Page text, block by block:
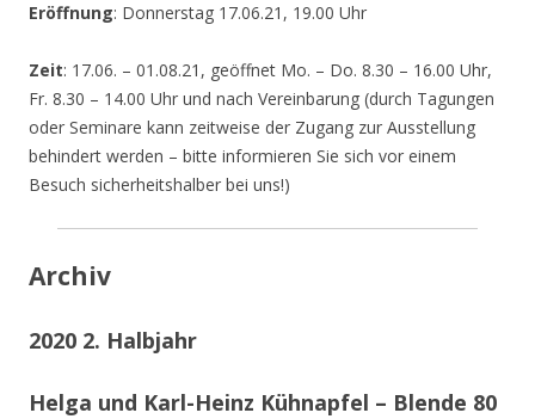
Eröffnung: Donnerstag 17.06.21, 19.00 Uhr
Zeit: 17.06. – 01.08.21, geöffnet Mo. – Do. 8.30 – 16.00 Uhr,
Fr. 8.30 – 14.00 Uhr und nach Vereinbarung (durch Tagungen
oder Seminare kann zeitweise der Zugang zur Ausstellung
behindert werden – bitte informieren Sie sich vor einem
Besuch sicherheitshalber bei uns!)
Archiv
2020 2. Halbjahr
Helga und Karl-Heinz Kühnapfel – Blende 80